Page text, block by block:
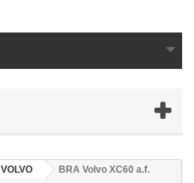
VOLVO
BRA Volvo XC60 a.f.